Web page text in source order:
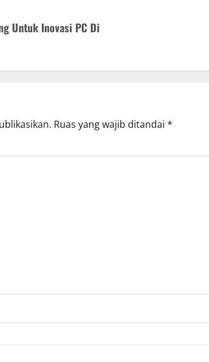
Untuk Inovasi PC Di
Ruas yang wajib ditandai *